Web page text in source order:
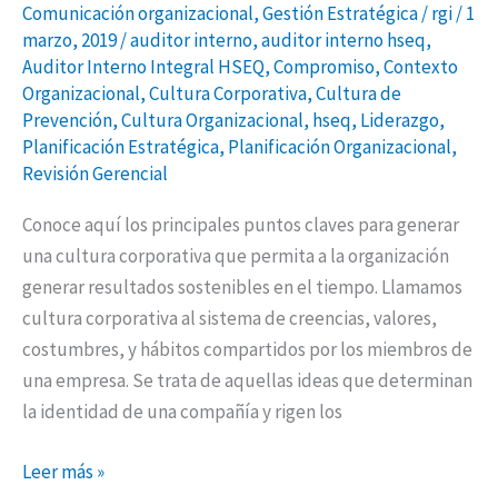
Comunicación organizacional,Gestión Estratégica/rgi/1
marzo, 2019/auditor interno,auditor interno hseq,
Auditor Interno Integral HSEQ,Compromiso,Contexto
Organizacional,Cultura Corporativa,Cultura de
Prevención,Cultura Organizacional, hseq, Liderazgo,
Planificación Estratégica, Planificación Organizacional,
Revisión Gerencial
Conoce aquí los principales puntos claves para generar
una cultura corporativa que permita a la organización
generar resultados sostenibles en el tiempo. Llamamos
cultura corporativa al sistema de creencias, valores,
costumbres, y hábitos compartidos por los miembros de
una empresa. Se trata de aquellas ideas que determinan
la identidad de una compañía y rigen los
Leer más »